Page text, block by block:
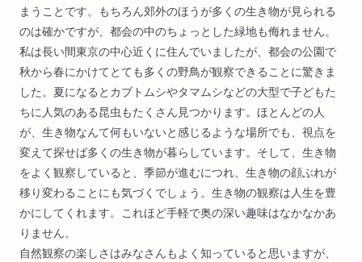
まうことです。もちろん郊外のほうが多くの生き物が見られる
のは確かですが、都会の中のちょっとした緑地も侮れません。
私は長い間東京の中心近くに住んでいましたが、都会の公園で
秋から春にかけてとても多くの野鳥が観察できることに驚きま
した。夏になるとカブトムシやタマムシなどの大型で子どもた
ちに人気のある昆虫もたくさん見つかります。ほとんどの人
が、生き物なんて何もいないと感じるような場所でも、視点を
変えて探せば多くの生き物が暮らしています。そして、生き物
をよく観察していると、季節が進むにつれ、生き物の顔ぶれが
移り変わることにも気づくでしょう。生き物の観察は人生を豊
かにしてくれます。これほど手軽で奥の深い趣味はなかなかあ
りません。
自然観察の楽しさはみなさんもよく知っていると思いますが、